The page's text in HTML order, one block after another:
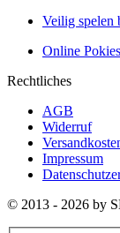
Veilig spelen
Online
Rechtliches
AGB
Widerruf
Impressum
© 2013 - 2026 by